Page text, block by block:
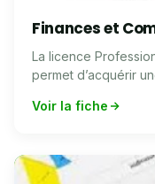
Finances et
La licence
permet d’acquérir
Voir la fiche